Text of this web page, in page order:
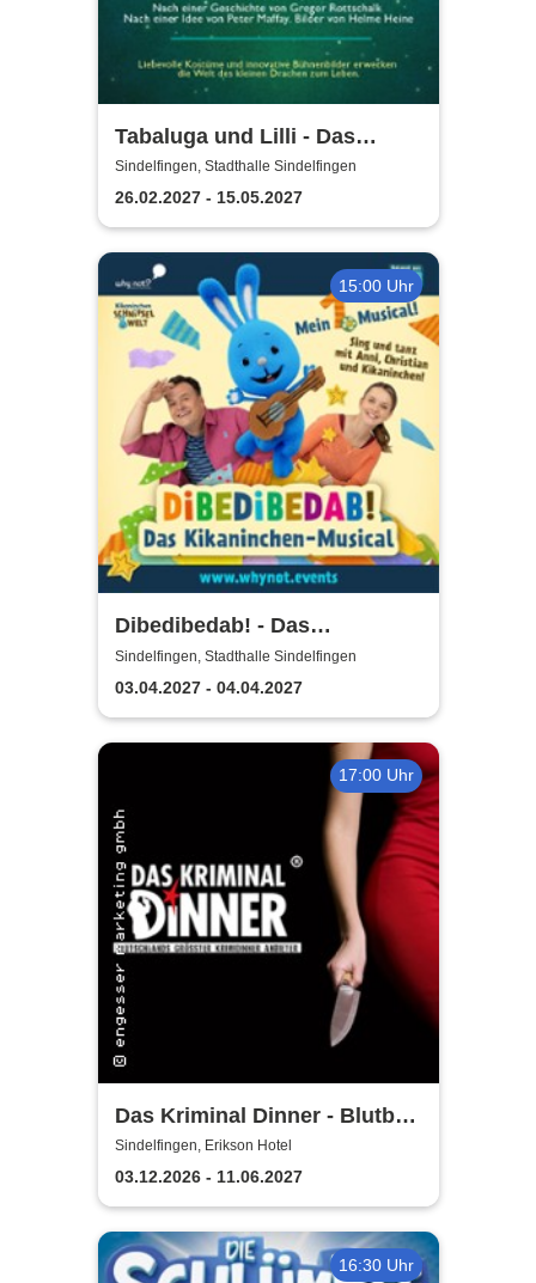
Tabaluga und Lilli - Das
drachenstarke Musical für die
ganze Familie
Sindelfingen, Stadthalle Sindelfingen
26.02.2027 - 15.05.2027
15:00 Uhr
Dibedibedab! - Das
Kikaninchen-Musical
Sindelfingen, Stadthalle Sindelfingen
03.04.2027 - 04.04.2027
17:00 Uhr
Das Kriminal Dinner - Blutbad
im Gemeinderat
Sindelfingen, Erikson Hotel
03.12.2026 - 11.06.2027
16:30 Uhr